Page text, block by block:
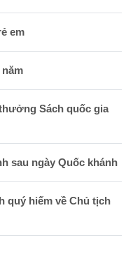
em
Sách quốc gia
sau ngày Quốc khánh
quý hiếm về Chủ tịch